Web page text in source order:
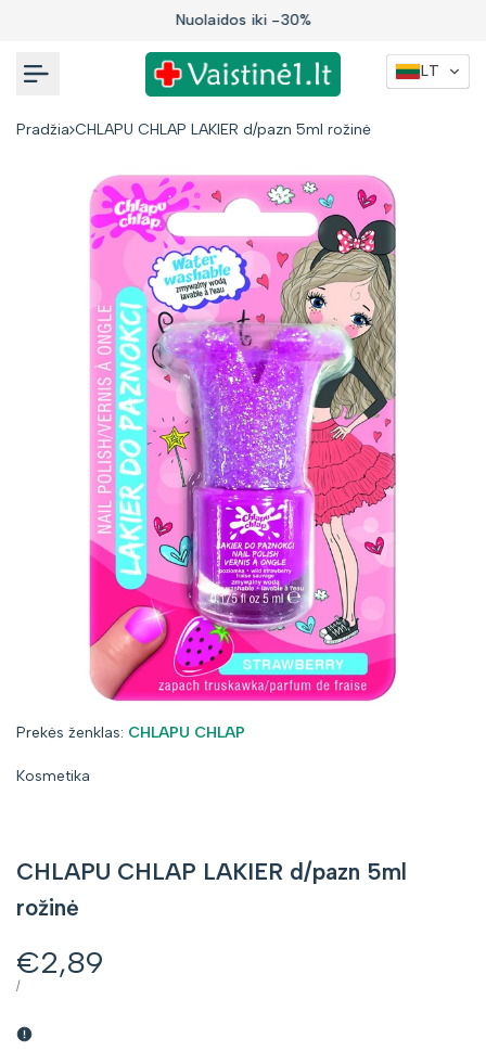
Nuolaidos iki -30%
Pradžia CHLAPU CHLAP LAKIER d/pazn 5ml rožinė
Prekės ženklas: Prekės
CHLAPU CHLAP
Kosmetika
CHLAPU CHLAP LAKIER d/pazn 5ml
rožinė
Kaina
su
nuolaida
€2,89
VIENETO
/PER
LT